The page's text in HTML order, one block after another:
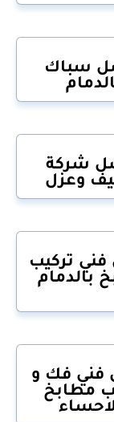
سباك
شركة
وعزل
تركيب
بالدمام
فني فك و
مطابخ